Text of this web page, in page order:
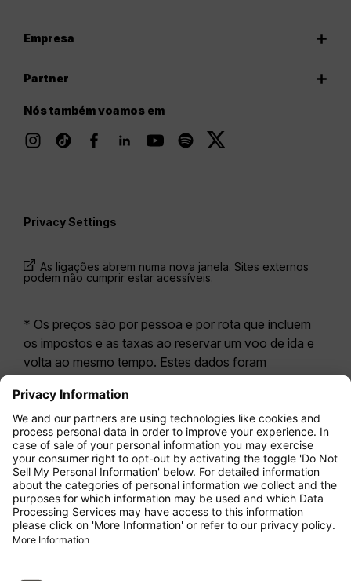
Empresa
Partner
Nós também voamos em
Privacy Settings
As ligações abrem numa nova janela. Sites externos
podem não cumprir estar acessíveis.
* Os preços são por pessoa e por rota que incluem
os impostos e as taxas ao reservar um voo de ida e
volta ao mesmo tempo. Estes dados foram
estar atualizados. As tarifas apresentadas para a
Economy Class correspondem geralmente à
Economy Zero, a nossa opção tarifária mais restritiva.
Poderão aplicar-se taxas adicionais parabagagem
registadaou outros serviços opcionais. Aplicam-se
osTermos e Condições Gerais de Transporte
(T&C).